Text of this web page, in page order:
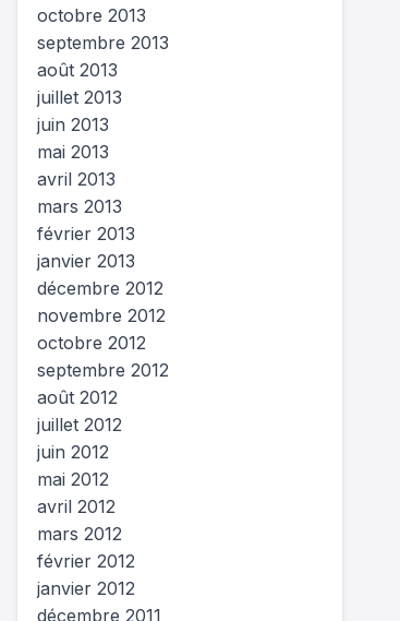
octobre 2013
septembre 2013
août 2013
juillet 2013
juin 2013
mai 2013
avril 2013
mars 2013
février 2013
janvier 2013
décembre 2012
novembre 2012
octobre 2012
septembre 2012
août 2012
juillet 2012
juin 2012
mai 2012
avril 2012
mars 2012
février 2012
janvier 2012
décembre 2011